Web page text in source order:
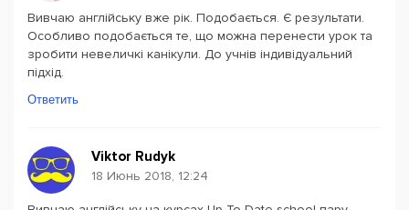
Вивчаю англійську вже рік. Подобається. Є результати.
Особливо подобається те, що можна перенести урок та
зробити невеличкі канікули. До учнів індивідуальний
підхід.
Ответить
Viktor Rudyk
18 Июнь 2018, 12:24